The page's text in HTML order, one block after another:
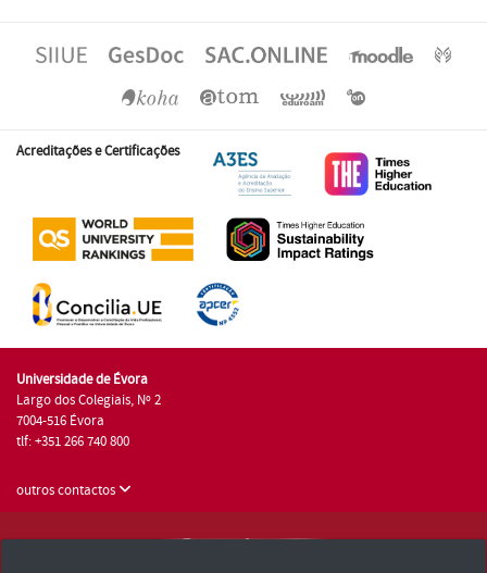
Acreditações e Certificações
Universidade de Évora
Largo dos Colegiais, Nº 2
7004-516 Évora
tlf: +351 266 740 800
outros contactos